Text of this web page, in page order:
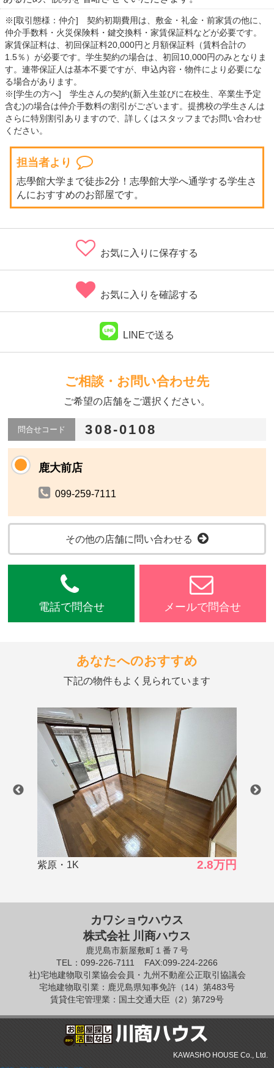
※[取引態様：仲介] 契約初期費用は、敷金・礼金・前家賃の他に、
仲介手数料・火災保険料・鍵交換料・家賃保証料などが必要です。
家賃保証料は、初回保証料20,000円と月額保証料（賃料合計の
1.5％）が必要です。学生契約の場合は、初回10,000円のみとなりま
す。連帯保証人は基本不要ですが、申込内容・物件により必要にな
る場合があります。
※[学生の方へ] 学生さんの契約(新入生並びに在校生、卒業生予定
含む)の場合は仲介手数料の割引がございます。提携校の学生さんは
さらに特別割引ありますので、詳しくはスタッフまでお問い合わせ
ください。
担当者より
志學館大学まで徒歩2分！志學館大学へ通学する学生さ
んにおすすめのお部屋です。
お気に入りに保存する
お気に入りを確認する
LINEで送る
ご相談・お問い合わせ先
ご希望の店舗をご選択ください。
問合せコード 308-0108
鹿大前店
099-259-7111
その他の店舗に問い合わせる
電話で問合せ メールで問合せ
あなたへのおすすめ
下記の物件もよく見られています
2.8万円
カワショウハウス
株式会社 川商ハウス
鹿児島市新屋敷町１番７号
TEL：099-226-7111
FAX:099-224-2266
社)宅地建物取引業協会会員・九州不動産公正取引協議会
宅地建物取引業：鹿児島県知事免許（14）第483号
賃貸住宅管理業：国土交通大臣（2）第729号
KAWASHO HOUSE Co., Ltd.